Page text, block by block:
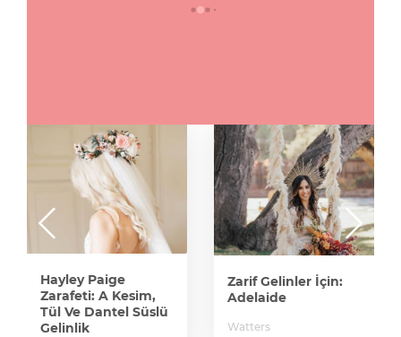
Hayley Paige
Zarafeti: A Kesim,
Tül Ve Dantel Süslü
Gelinlik
Zarif Gelinler İçin:
Adelaide
Watters